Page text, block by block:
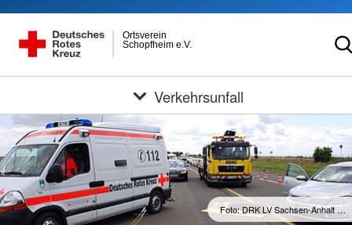
Schopfheim e.V.
Ortsverein
Verkehrsunfall
Foto: DRK LV Sachsen-Anhalt …